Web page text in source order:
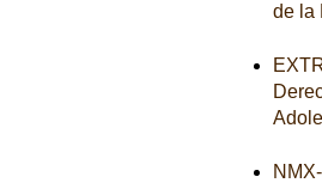
de la